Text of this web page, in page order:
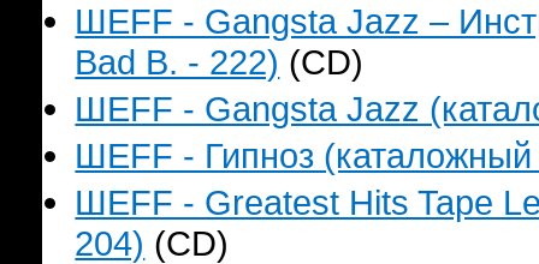
ШЕFF - Gangsta Jazz –
Bad B. - 222) (CD)
ШЕFF - Gangsta Jazz
ШЕFF - Гипноз
ШЕFF - Greatest Hits Tape
204) (CD)